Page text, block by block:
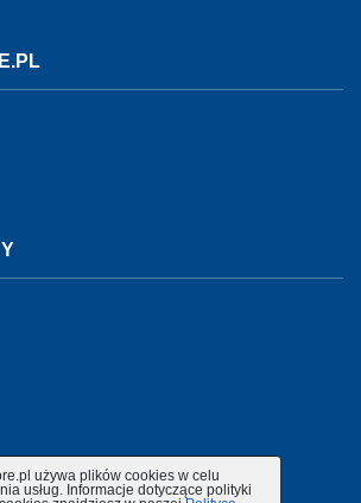
używa plików cookies w celu
usług. Informacje dotyczące polityki